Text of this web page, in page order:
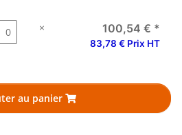
× 100,54 € *
83,78 € Prix HT
au panier